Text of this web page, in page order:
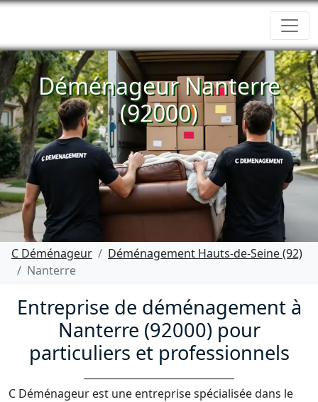
Déménageur Nanterre
(92000)
C Déménageur
Déménagement Hauts-de-Seine (92)
Nanterre
Entreprise de déménagement à
Nanterre (92000) pour
particuliers et professionnels
C Déménageur est une entreprise spécialisée dans le